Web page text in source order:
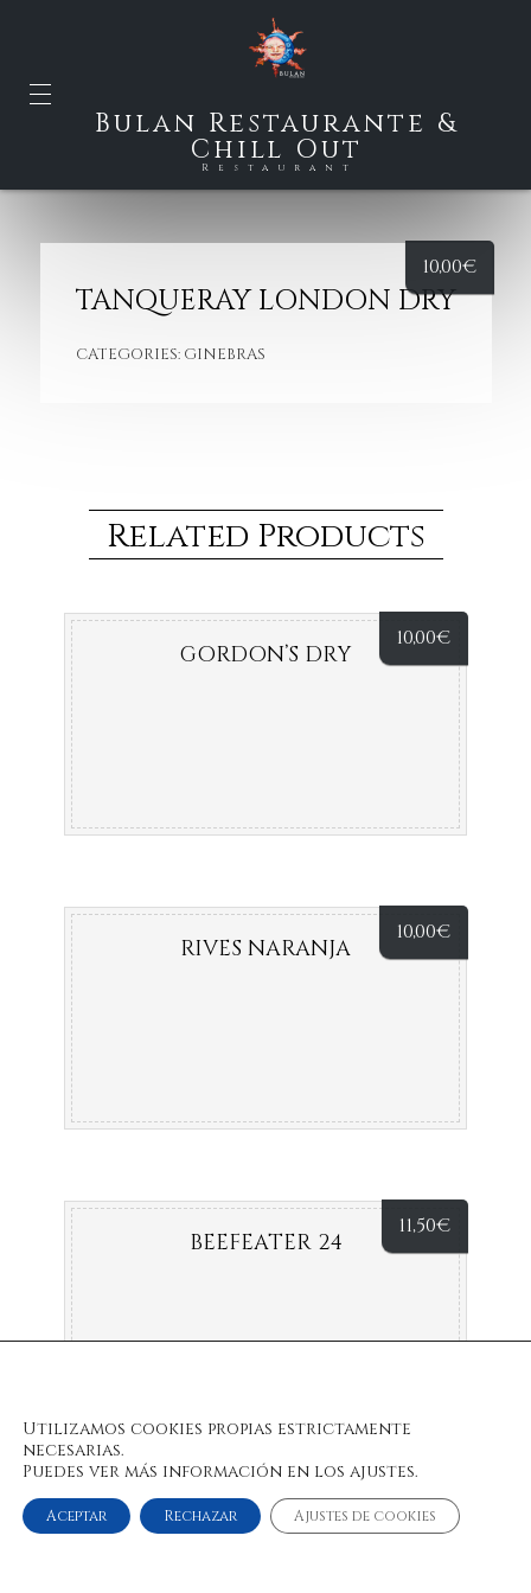
Bulan Restaurante &
Chill Out
Restaurant
TANQUERAY LONDON DRY
CATEGORIES: GINEBRAS
10,00€
Related Products
10,00€
GORDON’S DRY
10,00€
RIVES NARANJA
11,50€
BEEFEATER 24
Utilizamos cookies propias estrictamente
necesarias.
Puedes ver más información en los ajustes.
Aceptar Rechazar Ajustes de cookies